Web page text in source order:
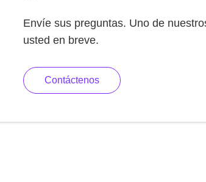
Envíe sus preguntas. Uno de
usted en breve.
Contáctenos